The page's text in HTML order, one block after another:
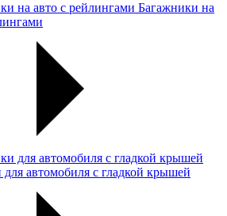
Багажники на
автомобиля с гладкой крышей